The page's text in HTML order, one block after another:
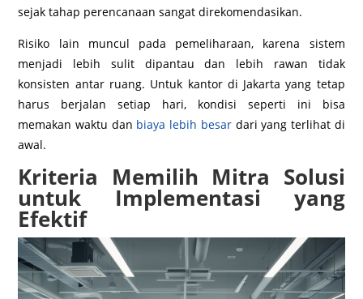
sejak tahap perencanaan sangat direkomendasikan.
Risiko lain muncul pada pemeliharaan, karena sistem
menjadi lebih sulit dipantau dan lebih rawan tidak
konsisten antar ruang. Untuk kantor di Jakarta yang tetap
harus berjalan setiap hari, kondisi seperti ini bisa
memakan waktu dan biaya lebih besardari yang terlihat di
awal.
Kriteria Memilih Mitra Solusi
untuk Implementasi yang
Efektif